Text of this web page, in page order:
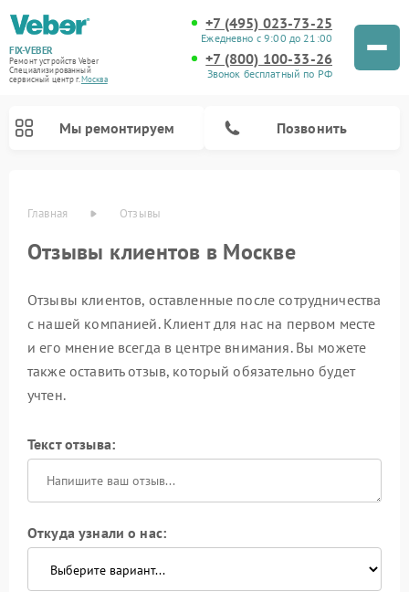
FIX-VEBER
Ремонт устройств Veber
Специализированный
cервисный центр г.Москва
+7 (495) 023-73-25
Ежедневно с 9:00 до 21:00
+7 (800) 100-33-26
Звонок бесплатный по РФ
Мы ремонтируем Позвонить
Главная Отзывы
Отзывы клиентов в Москве
Отзывы клиентов, оставленные после сотрудничества
с нашей компанией. Клиент для нас на первом месте
и его мнение всегда в центре внимания. Вы можете
также оставить отзыв, который обязательно будет
учтен.
Текст отзыва:
Откуда узнали о нас: